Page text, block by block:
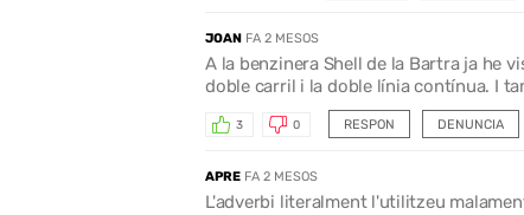
JOAN FA 2 MESOS
A la benzinera Shell de la Bartra ja he
doble carril i la doble línia contínua. I
RESPON
3 0 DENUNCIA
APRE FA 2 MESOS
L'adverbi literalment l'utilitzeu